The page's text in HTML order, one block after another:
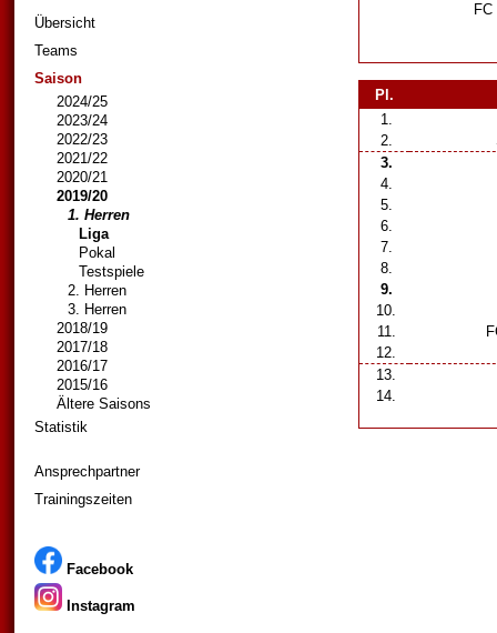
Übersicht
Teams
Saison
2024/25
2023/24
2022/23
2021/22
2020/21
2019/20
1. Herren
Liga
Pokal
Testspiele
2. Herren
3. Herren
2018/19
2017/18
2016/17
2015/16
Ältere Saisons
Statistik
Ansprechpartner
Trainingszeiten
Facebook
Instagram
Pl.
1.
2.
3.
4.
5.
6.
7.
8.
9.
10.
11.
12.
13.
14.